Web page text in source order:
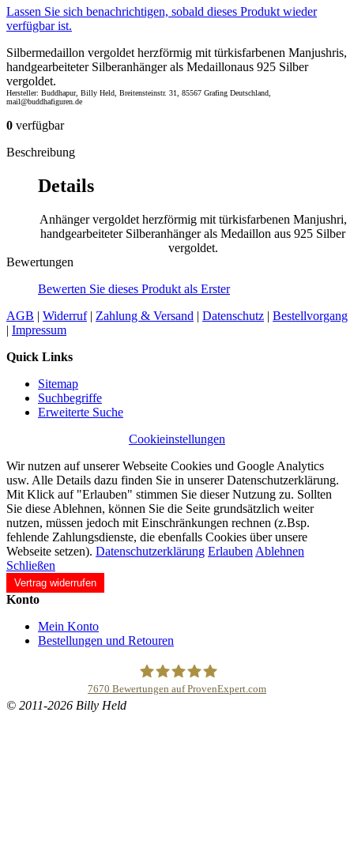
Lassen Sie sich benachrichtigen, sobald dieses Produkt wieder
verfügbar ist.
Silbermedaillon vergoldet herzförmig mit türkisfarbenen Manjushris,
handgearbeiteter Silberanhänger als Medaillonaus 925 Silber
vergoldet.
Hersteller: Buddhapur, Billy Held, Breitensteinstr. 31, 85567 Grafing Deutschland,
mail@buddhafiguren.de
0 verfügbar
Beschreibung
Details
Anhänger vergoldet herzförmig mit türkisfarbenen Manjushri,
handgearbeiteter Silberanhänger als Medaillon aus 925 Silber
vergoldet.
Bewertungen
Bewerten Sie dieses Produkt als Erster
AGB | Widerruf| Zahlung & Versand | Datenschutz | Bestellvorgang
| Impressum
Quick Links
Sitemap
Suchbegriffe
Erweiterte Suche
Cookieinstellungen
Wir nutzen auf unserer Webseite Cookies und Google Analytics
usw. Alle Details dazu finden Sie in unserer Datenschutzerklärung.
Mit Klick auf "Erlauben" stimmen Sie dieser Nutzung zu. Sollten
Sie diese Ablehnen, können Sie die Seite grundsätzlich weiter
nutzen, müssen jedoch mit Einschränkungen rechnen (z.Bsp.
fehlende Zahlungsdienste, die ebenfalls Cookies über unsere
Webseite setzen). Datenschutzerklärung Erlauben Ablehnen
Schließen
Vertrag widerrufen
Konto
Mein Konto
Bestellungen und Retouren
7670 Bewertungen auf ProvenExpert.com
© 2011-2026 Billy Held